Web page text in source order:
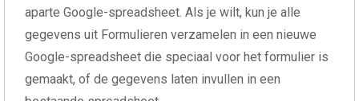
aparte Google-spreadsheet. Als je wilt, kun je alle
gegevens uit Formulieren verzamelen in een nieuwe
Google-spreadsheet die speciaal voor het formulier is
gemaakt, of de gegevens laten invullen in een